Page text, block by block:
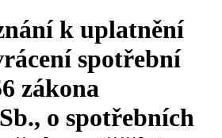
k uplatnění
spotřební
zákona
o spotřebních